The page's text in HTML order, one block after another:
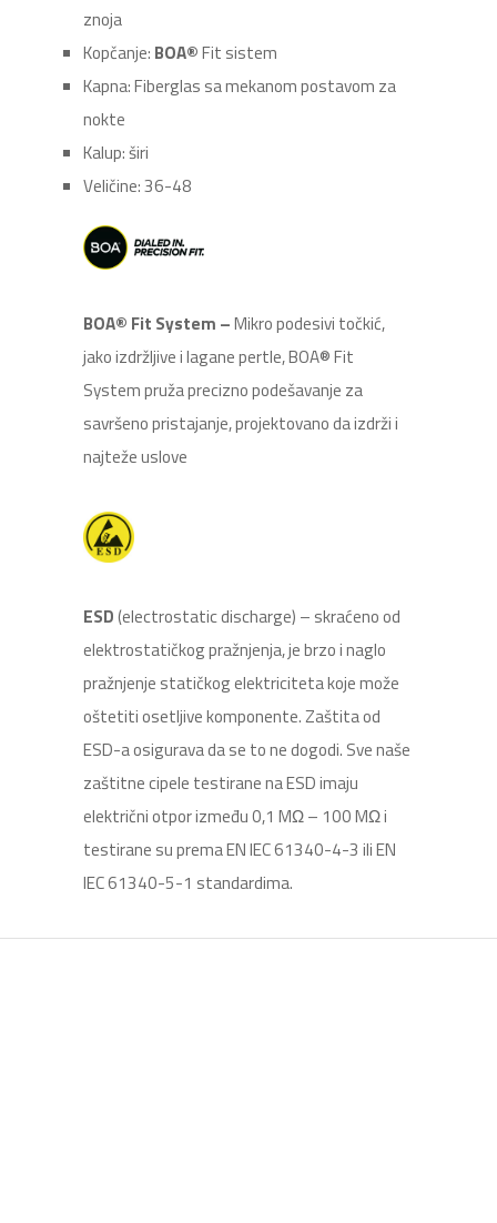
znoja
Kopčanje: BOA®Fit sistem
Kapna: Fiberglas sa mekanom postavom za
nokte
Kalup: širi
Veličine: 36-48
BOA® Fit System –Mikro podesivi točkić,
jako izdržljive i lagane pertle, BOA® Fit
System pruža precizno podešavanje za
savršeno pristajanje, projektovano da izdrži i
najteže uslove
ESD(electrostatic discharge) – skraćeno od
elektrostatičkog pražnjenja, je brzo i naglo
pražnjenje statičkog elektriciteta koje može
oštetiti osetljive komponente. Zaštita od
ESD-a osigurava da se to ne dogodi. Sve naše
zaštitne cipele testirane na ESD imaju
električni otpor između 0,1 MΩ – 100 MΩ i
testirane su prema EN IEC 61340-4-3 ili EN
IEC 61340-5-1 standardima.